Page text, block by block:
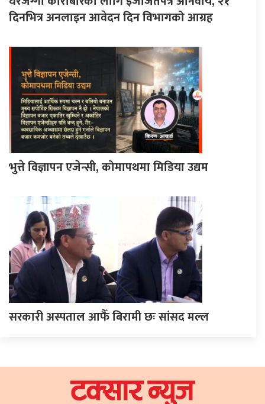
दिनभित्र अनलाइन आवेदन दिन विभागको आग्रह
भुत्ते विज्ञापन एजेन्सी, कोमापथमा मिडिया उद्यम
सरकारी अस्पताल आफैँ बिरामी छः सांसद मल्ल